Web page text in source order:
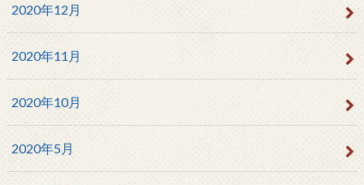
2020年12月
2020年11月
2020年10月
2020年5月